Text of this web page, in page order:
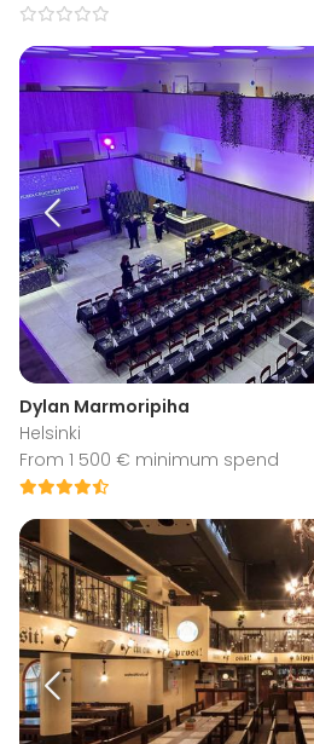
Dylan Marmoripiha
Helsinki
From 1 500 € minimum spend